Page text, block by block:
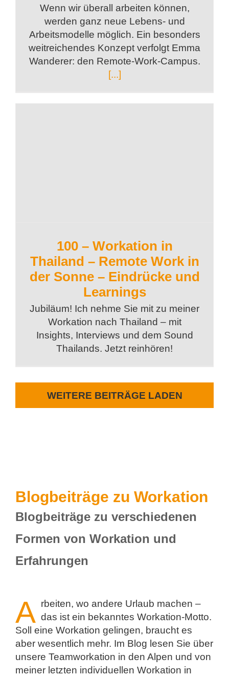
Wenn wir überall arbeiten können,
werden ganz neue Lebens- und
Arbeitsmodelle möglich. Ein besonders
weitreichendes Konzept verfolgt Emma
Wanderer: den Remote-Work-Campus.
[...]
100 – Workation in
Thailand – Remote Work in
der Sonne – Eindrücke und
Learnings
Jubiläum! Ich nehme Sie mit zu meiner
Workation nach Thailand – mit
Insights, Interviews und dem Sound
Thailands. Jetzt reinhören!
WEITERE BEITRÄGE LADEN
Blogbeiträge zu Workation
Blogbeiträge zu verschiedenen
Formen von Workation und
Erfahrungen
A rbeiten, wo andere Urlaub machen –
das ist ein bekanntes Workation-Motto.
Soll eine Workation gelingen, braucht es
aber wesentlich mehr. Im Blog lesen Sie über
unsere Teamworkation in den Alpen und von
meiner letzten individuellen Workation in